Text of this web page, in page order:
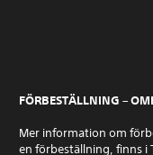
FÖRBESTÄLLNING –
Mer information om
en förbeställning, finns